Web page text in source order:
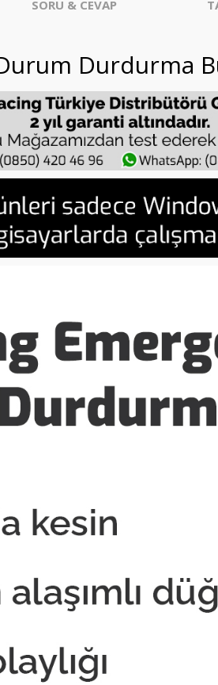
SORU & CEVAP
Durdurma